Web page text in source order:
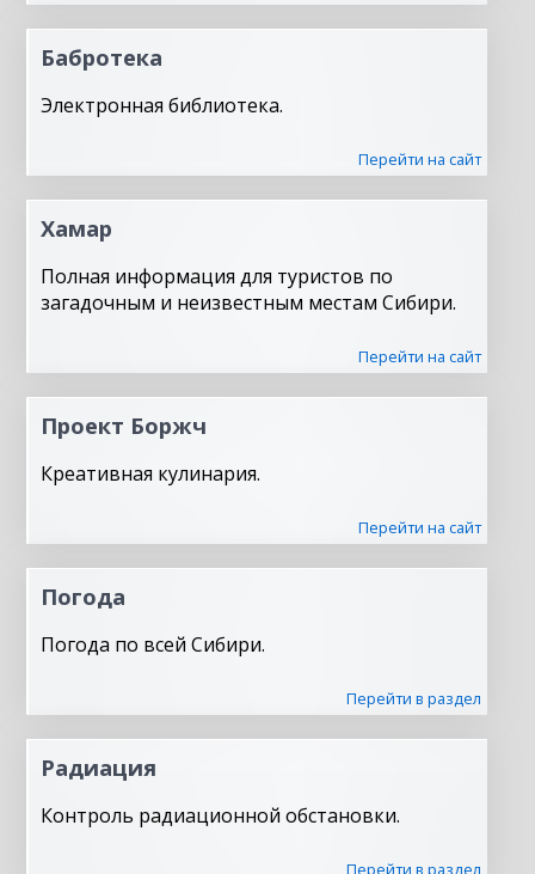
Бабротека
Электронная библиотека.
Перейти на сайт
Хамар
Полная информация для туристов по
загадочным и неизвестным местам Сибири.
Перейти на сайт
Проект Боржч
Креативная кулинария.
Перейти на сайт
Погода
Погода по всей Сибири.
Перейти в раздел
Радиация
Контроль радиационной обстановки.
Перейти в раздел